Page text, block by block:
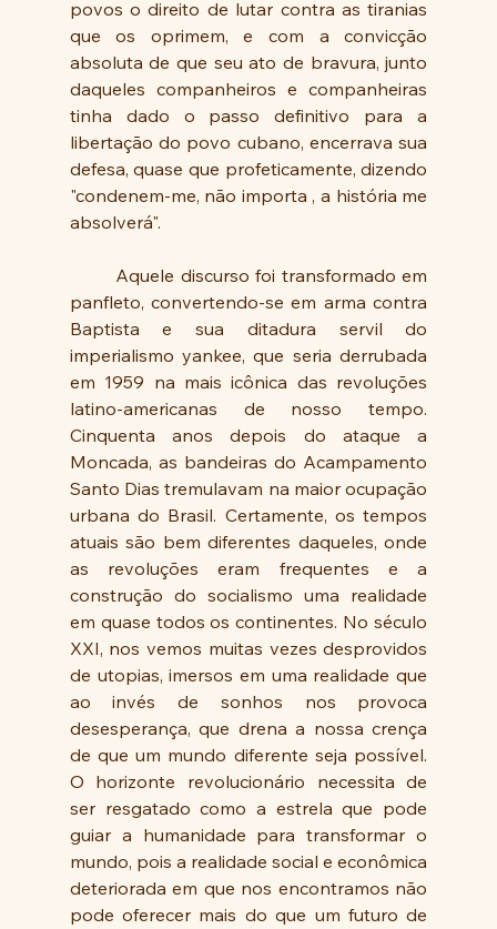
povos o direito de lutar contra as tiranias
que os oprimem, e com a convicção
absoluta de que seu ato de bravura, junto
daqueles companheiros e companheiras
tinha dado o passo definitivo para a
libertação do povo cubano, encerrava sua
defesa, quase que profeticamente, dizendo
"condenem-me, não importa , a história me
absolverá".
panfleto, convertendo-se em arma contra
Baptista e sua ditadura servil do
imperialismo yankee, que seria derrubada
em 1959 na mais icônica das revoluções
latino-americanas de nosso tempo.
Cinquenta anos depois do ataque a
Moncada, as bandeiras do Acampamento
Santo Dias tremulavam na maior ocupação
urbana do Brasil. Certamente, os tempos
atuais são bem diferentes daqueles, onde
as revoluções eram frequentes e a
construção do socialismo uma realidade
em quase todos os continentes. No século
XXI, nos vemos muitas vezes desprovidos
de utopias, imersos em uma realidade que
ao invés de sonhos nos provoca
desesperança, que drena a nossa crença
de que um mundo diferente seja possível.
O horizonte revolucionário necessita de
ser resgatado como a estrela que pode
guiar a humanidade para transformar o
mundo, pois a realidade social e econômica
deteriorada em que nos encontramos não
pode oferecer mais do que um futuro de